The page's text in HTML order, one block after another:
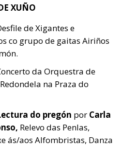
XUÑO
de Xigantes e
co grupo de gaitas Airiños
da Orquestra de
na Praza do
do pregón por Carla
Relevo das Penlas,
ás/aos Alfombristas, Danza